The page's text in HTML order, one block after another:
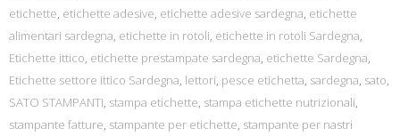
etichette, etichette adesive, etichette adesive sardegna, etichette
alimentari sardegna, etichette in rotoli, etichette in rotoli Sardegna,
Etichette ittico, etichette prestampate sardegna, etichette Sardegna,
Etichette settore ittico Sardegna, lettori, pesce etichetta, sardegna, sato,
SATO STAMPANTI, stampa etichette, stampa etichette nutrizionali,
stampante fatture, stampante per etichette, stampante per nastri